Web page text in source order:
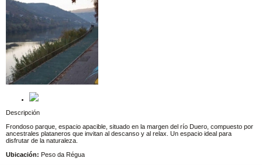
Descripción
Frondoso parque, espacio apacible, situado en la margen del río Duero, compuesto por
ancestrales plataneros que invitan al descanso y al relax. Un espacio ideal para
disfrutar de la naturaleza.
Ubicación: Peso da Régua